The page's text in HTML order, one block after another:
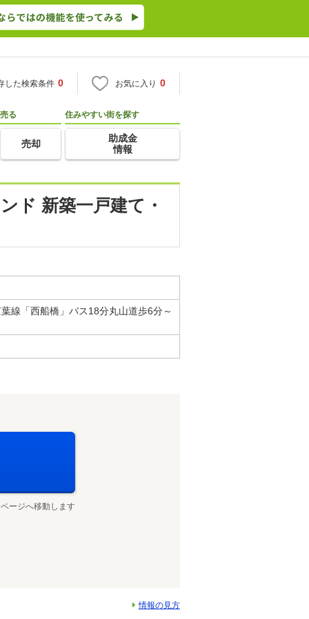
した検索条件 0 お気に入り 0
売る
売却
住みやすい街を探す
助成金
情報
ド 新築一戸建て・
線「西船橋」バス18分丸山道歩6分～
ージへ移動します
情報の見方